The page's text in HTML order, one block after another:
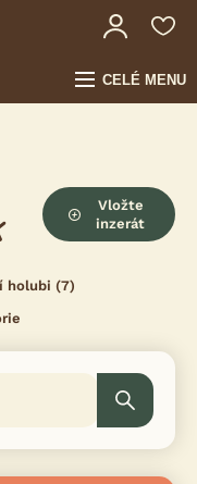
CELÉ MENU
Vložte
inzerát
holubi (7)